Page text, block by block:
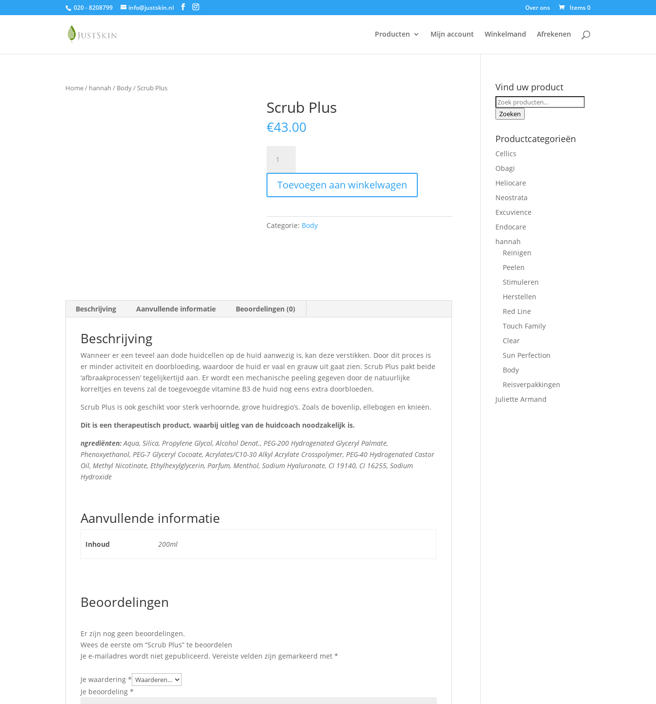
020 - 8208799 info@justskin.nl Over ons Items 0
Producten Mijn account Winkelmand Afrekenen
Home/ hannah / Body/ Scrub Plus
Scrub Plus
€43.00
Plus
aantal
Toevoegen aan winkelwagen
Categorie: Body
Beschrijving Aanvullende informatie Beoordelingen (0)
Beschrijving
Wanneer er een teveel aan dode huidcellen op de huid aanwezig is, kan deze verstikken. Door dit proces is
er minder activiteit en doorbloeding, waardoor de huid er vaal en grauw uit gaat zien. Scrub Plus pakt beide
‘afbraakprocessen’ tegelijkertijd aan. Er wordt een mechanische peeling gegeven door de natuurlijke
korreltjes en tevens zal de toegevoegde vitamine B3 de huid nog eens extra doorbloeden.
Scrub Plus is ook geschikt voor sterk verhoornde, grove huidregio’s. Zoals de bovenlip, ellebogen en knieën.
Dit is een therapeutisch product, waarbij uitleg van de huidcoach noodzakelijk is.
ngrediënten:Aqua, Silica, Propylene Glycol, Alcohol Denat., PEG-200 Hydrogenated Glyceryl Palmate,
Phenoxyethanol, PEG-7 Glyceryl Cocoate, Acrylates/C10-30 Alkyl Acrylate Crosspolymer, PEG-40 Hydrogenated Castor
Oil, Methyl Nicotinate, Ethylhexylglycerin, Parfum, Menthol, Sodium Hyaluronate, CI 19140, CI 16255, Sodium
Hydroxide
Aanvullende informatie
Inhoud 200ml
Beoordelingen
Er zijn nog geen beoordelingen.
Wees de eerste om “Scrub Plus” te beoordelen
Je e-mailadres wordt niet gepubliceerd. Vereiste velden zijn gemarkeerd met*
Je waardering*
Je beoordeling*
Vind uw product
Zoeken
naar:
Zoeken
Productcategorieën
Cellics
Obagi
Heliocare
Neostrata
Excuvience
Endocare
hannah
Reinigen
Peelen
Stimuleren
Herstellen
Red Line
Touch Family
Clear
Sun Perfection
Body
Reisverpakkingen
Juliette Armand